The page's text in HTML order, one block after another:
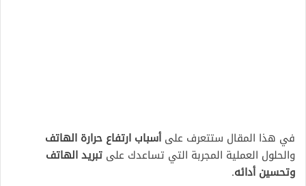
في هذا المقال ستتعرف على أسباب ارتفاع حرارة الهاتف
والحلول العملية المجربة التي تساعدك على تبريد الهاتف
وتحسين أدائه.